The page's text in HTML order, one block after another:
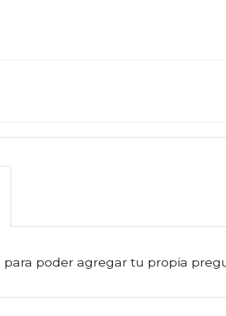
para poder agregar tu propia